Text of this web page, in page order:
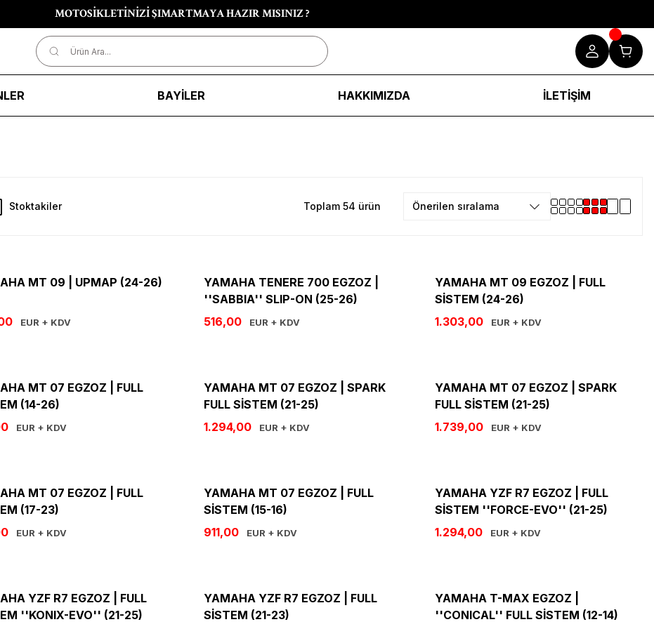
MOTOSİKLETİNİZİ ŞIMARTMAYA HAZIR MISINIZ ?
BAYİLER HAKKIMIZDA İLETİŞİM
Stoktakiler Toplam 54 ürün
MT 09 | UPMAP (24-26)
EUR + KDV
YAMAHA TENERE 700 EGZOZ |
''SABBIA'' SLIP-ON (25-26)
516,00
EUR + KDV
YAMAHA MT 09 EGZOZ | FULL
SİSTEM (24-26)
1.303,00
EUR + KDV
MT 07 EGZOZ | FULL
(14-26)
EUR + KDV
YAMAHA MT 07 EGZOZ | SPARK
FULL SİSTEM (21-25)
1.294,00
EUR + KDV
YAMAHA MT 07 EGZOZ | SPARK
FULL SİSTEM (21-25)
1.739,00
EUR + KDV
MT 07 EGZOZ | FULL
(17-23)
EUR + KDV
YAMAHA MT 07 EGZOZ | FULL
SİSTEM (15-16)
911,00
EUR + KDV
YAMAHA YZF R7 EGZOZ | FULL
SİSTEM ''FORCE-EVO'' (21-25)
1.294,00
EUR + KDV
YZF R7 EGZOZ | FULL
''KONIX-EVO'' (21-25)
YAMAHA YZF R7 EGZOZ | FULL
SİSTEM (21-23)
YAMAHA T-MAX EGZOZ |
''CONICAL'' FULL SİSTEM (12-14)